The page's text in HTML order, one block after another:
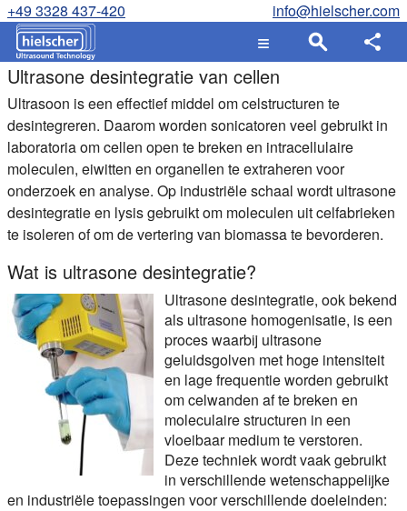
+49 3328 437-420 info@hielscher.com
Ultrasone desintegratie van cellen
Ultrasoon is een effectief middel om celstructuren te
desintegreren. Daarom worden sonicatoren veel gebruikt in
laboratoria om cellen open te breken en intracellulaire
moleculen, eiwitten en organellen te extraheren voor
onderzoek en analyse. Op industriële schaal wordt ultrasone
desintegratie en lysis gebruikt om moleculen uit celfabrieken
te isoleren of om de vertering van biomassa te bevorderen.
Wat is ultrasone desintegratie?
Ultrasone desintegratie, ook bekend
als ultrasone homogenisatie, is een
proces waarbij ultrasone
geluidsgolven met hoge intensiteit
en lage frequentie worden gebruikt
om celwanden af te breken en
moleculaire structuren in een
vloeibaar medium te verstoren.
Deze techniek wordt vaak gebruikt
in verschillende wetenschappelijke
en industriële toepassingen voor verschillende doeleinden: